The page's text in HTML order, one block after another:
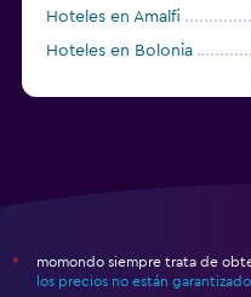
Hoteles en Amalfi
Hoteles en Bolonia
*
momondo siempre trata de
los precios no están